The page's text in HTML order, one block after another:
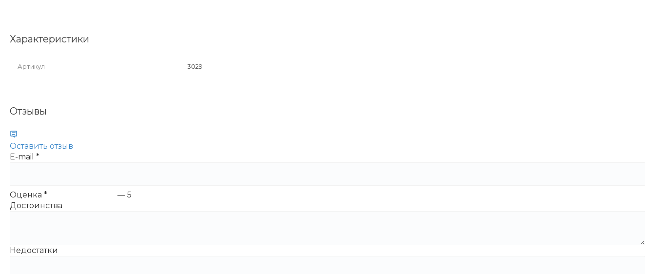
Характеристики
Артикул 3029
Отзывы
Оставить отзыв
E-mail *
Оценка * — 5
Достоинства
Недостатки